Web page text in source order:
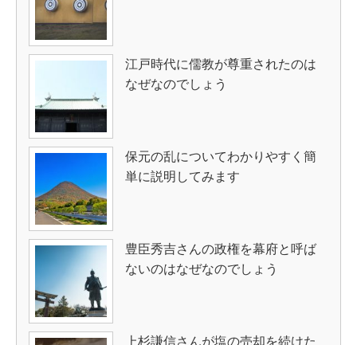
江戸時代に儒教が尊重されたのは
なぜなのでしょう
保元の乱についてわかりやすく簡
単に説明してみます
豊臣秀吉さんの政権を幕府と呼ば
ないのはなぜなのでしょう
上杉謙信さんが塩の売却を続けた